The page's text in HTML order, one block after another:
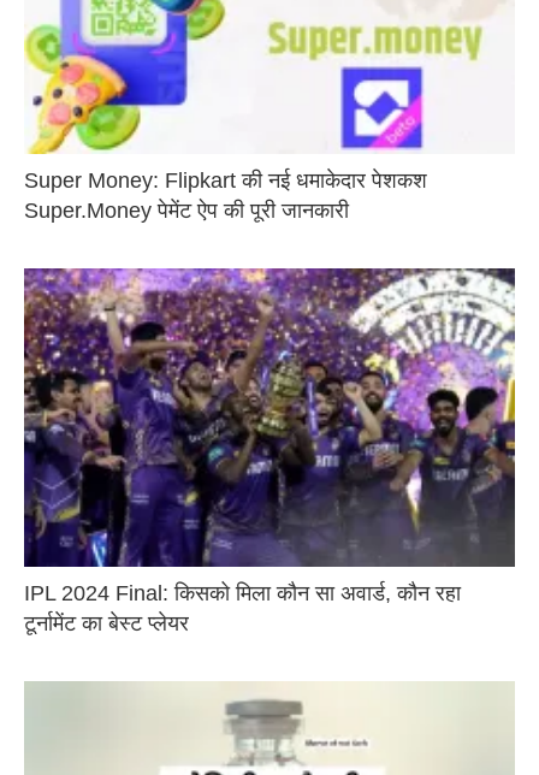
Super Money: Flipkart की नई धमाकेदार पेशकश
Super.Money पेमेंट ऐप की पूरी जानकारी
IPL 2024 Final: किसको मिला कौन सा अवार्ड, कौन रहा
टूर्नामेंट का बेस्ट प्लेयर